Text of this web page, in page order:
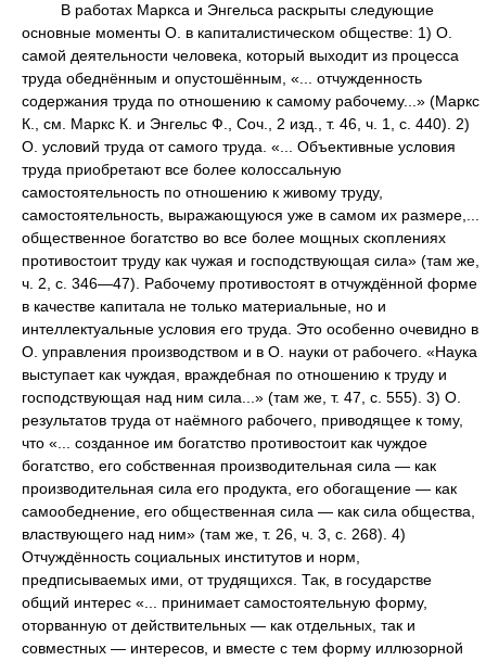
В работах Маркса и Энгельса раскрыты следующие
основные моменты О. в капиталистическом обществе: 1) О.
самой деятельности человека, который выходит из процесса
труда обеднённым и опустошённым, «... отчужденность
содержания труда по отношению к самому рабочему...» (Маркс
К., см. Маркс К. и Энгельс Ф., Соч., 2 изд., т. 46, ч. 1, с. 440). 2)
О. условий труда от самого труда. «... Объективные условия
труда приобретают все более колоссальную
самостоятельность по отношению к живому труду,
самостоятельность, выражающуюся уже в самом их размере,...
общественное богатство во все более мощных скоплениях
противостоит труду как чужая и господствующая сила» (там же,
ч. 2, с. 346—47). Рабочему противостоят в отчуждённой форме
в качестве капитала не только материальные, но и
интеллектуальные условия его труда. Это особенно очевидно в
О. управления производством и в О. науки от рабочего. «Наука
выступает как чуждая, враждебная по отношению к труду и
господствующая над ним сила...» (там же, т. 47, с. 555). 3) О.
результатов труда от наёмного рабочего, приводящее к тому,
что «... созданное им богатство противостоит как чуждое
богатство, его собственная производительная сила — как
производительная сила его продукта, его обогащение — как
самообеднение, его общественная сила — как сила общества,
властвующего над ним» (там же, т. 26, ч. 3, с. 268). 4)
Отчуждённость социальных институтов и норм,
предписываемых ими, от трудящихся. Так, в государстве
общий интерес «... принимает самостоятельную форму,
оторванную от действительных — как отдельных, так и
совместных — интересов, и вместе с тем форму иллюзорной